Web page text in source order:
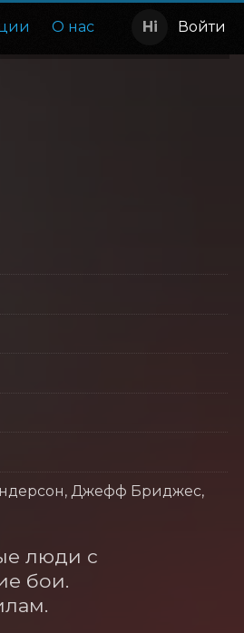
О нас Войти
Джефф Бриджес,
люди с
бои.